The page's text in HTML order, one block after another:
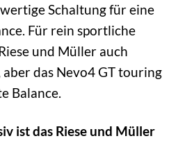
Schaltung für eine
Für rein sportliche
und Müller auch
das Nevo4 GT touring
Balance.
ist das Riese und Müller